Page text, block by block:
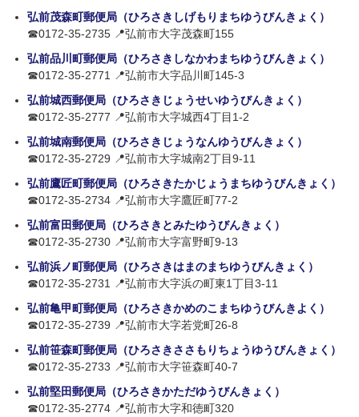
弘前茂森町郵便局（ひろさきしげもりまちゆうびんきょく）
☎0172-35-2735 📍弘前市大字茂森町155
弘前品川町郵便局（ひろさきしなかわまちゆうびんきょく）
☎0172-35-2771 📍弘前市大字品川町145-3
弘前城西郵便局（ひろさきじょうせいゆうびんきょく）
☎0172-35-2777 📍弘前市大字城西4丁目1-2
弘前城南郵便局（ひろさきじょうなんゆうびんきょく）
☎0172-35-2729 📍弘前市大字城南2丁目9-11
弘前鷹匠町郵便局（ひろさきたかじょうまちゆうびんきょく）
☎0172-35-2734 📍弘前市大字鷹匠町77-2
弘前富田郵便局（ひろさきとみたゆうびんきょく）
☎0172-35-2730 📍弘前市大字富野町9-13
弘前浜ノ町郵便局（ひろさきはまのまちゆうびんきょく）
☎0172-35-2731 📍弘前市大字浜の町東1丁目3-11
弘前亀甲町郵便局（ひろさきかめのこまちゆうびんきよく）
☎0172-35-2739 📍弘前市大字若党町26-8
弘前笹森町郵便局（ひろさきささもりちょうゆうびんきょく）
☎0172-35-2733 📍弘前市大字笹森町40-7
弘前堅田郵便局（ひろさきかただゆうびんきょく）
☎0172-35-2774 📍弘前市大字和徳町320